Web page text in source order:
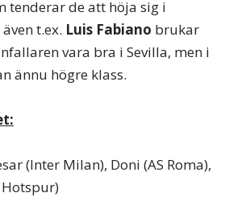
tenderar de att höja sig i
t.ex. Luis Fabiano brukar
vara bra i Sevilla, men i
ännu högre klass.
(Inter Milan), Doni (AS Roma),